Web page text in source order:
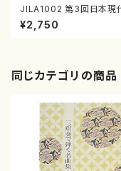
JILA1002 第3回日本現
展(現代音楽/CD)
¥2,750
同じカテゴリの商品